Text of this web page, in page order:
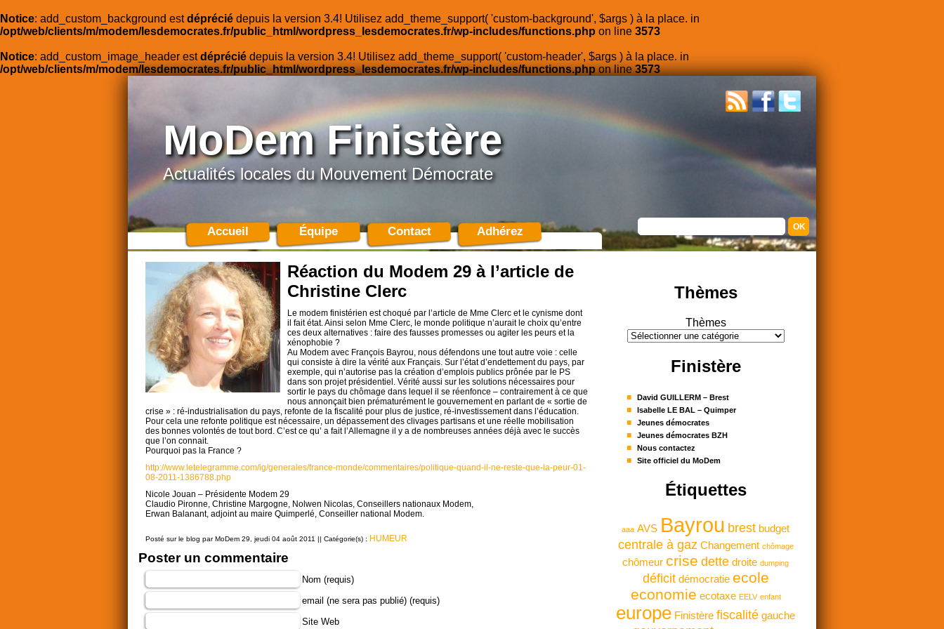
Notice: add_custom_background estdéprécié depuis la version 3.4! Utilisez add_theme_support( 'custom-background', $args ) à la place. in
/opt/web/clients/m/modem/lesdemocrates.fr/public_html/wordpress_lesdemocrates.fr/wp-includes/functions.php on line 3573
Notice: add_custom_image_header estdéprécié depuis la version 3.4! Utilisez add_theme_support( 'custom-header', $args ) à la place. in
/opt/web/clients/m/modem/lesdemocrates.fr/public_html/wordpress_lesdemocrates.fr/wp-includes/functions.phpon line3573
MoDem Finistère
Actualités locales du Mouvement Démocrate
Accueil Équipe Contact Adhérez
Réaction du Modem 29 à l’article de
Christine Clerc
Le modem finistérien est choqué par l’article de Mme Clerc et le cynisme dont
il fait état. Ainsi selon Mme Clerc, le monde politique n’aurait le choix qu’entre
ces deux alternatives : faire des fausses promesses ou agiter les peurs et la
xénophobie ?
Au Modem avec François Bayrou, nous défendons une tout autre voie : celle
qui consiste à dire la vérité aux Français. Sur l’état d’endettement du pays, par
exemple, qui n’autorise pas la création d’emplois publics prônée par le PS
dans son projet présidentiel. Vérité aussi sur les solutions nécessaires pour
sortir le pays du chômage dans lequel il se réenfonce – contrairement à ce que
nous annonçait bien prématurément le gouvernement en parlant de « sortie de
crise » : ré-industrialisation du pays, refonte de la fiscalité pour plus de justice, ré-investissement dans l’éducation.
Pour cela une refonte politique est nécessaire, un dépassement des clivages partisans et une réelle mobilisation
des bonnes volontés de tout bord. C’est ce qu’ a fait l’Allemagne il y a de nombreuses années déjà avec le succès
que l’on connait.
Pourquoi pas la France ?
http://www.letelegramme.com/ig/generales/france-monde/commentaires/politique-quand-il-ne-reste-que-la-peur-01-
08-2011-1386788.php
Nicole Jouan – Présidente Modem 29
Claudio Pironne, Christine Margogne, Nolwen Nicolas, Conseillers nationaux Modem,
Erwan Balanant, adjoint au maire Quimperlé, Conseiller national Modem.
Posté sur le blog par MoDem 29, jeudi 04 août 2011 || Catégorie(s) : HUMEUR
Poster un commentaire
Nom (requis)
email (ne sera pas publié) (requis)
Site Web
Thèmes
Thèmes
Finistère
David GUILLERM – Brest
Isabelle LE BAL – Quimper
Jeunes démocrates
Jeunes démocrates BZH
Nous contactez
Site officiel du MoDem
Étiquettes
aaa AVS Bayrou brest budget
centrale à gaz Changement chômage
chômeur crise dette droite dumping
déficit démocratie ecole
economie ecotaxe EELV enfant
europe Finistère fiscalité gauche